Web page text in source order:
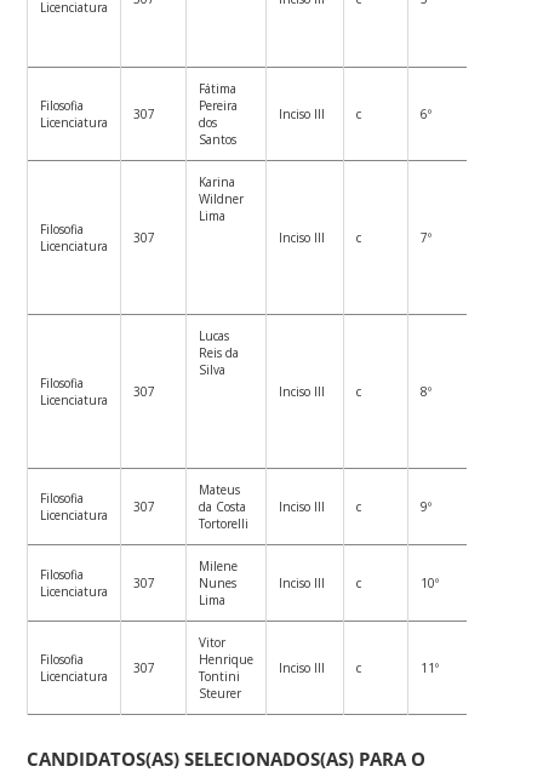
Licenciatura
Filosofia
Licenciatura
307
Fátima
Pereira
dos
Santos
Inciso III c 6º
Filosofia
Licenciatura
307
Karina
Wildner
Lima
Inciso III
c 7º
Filosofia
Licenciatura
307
Lucas
Reis da
Silva
Inciso III
c 8º
Filosofia
Licenciatura
307
Mateus
da Costa
Tortorelli
Inciso III c 9º
Filosofia
Licenciatura
307
Milene
Nunes
Lima
Inciso III c 10º
Filosofia
Licenciatura
307
Vitor
Henrique
Tontini
Steurer
Inciso III c 11º
CANDIDATOS(AS) SELECIONADOS(AS) PARA O